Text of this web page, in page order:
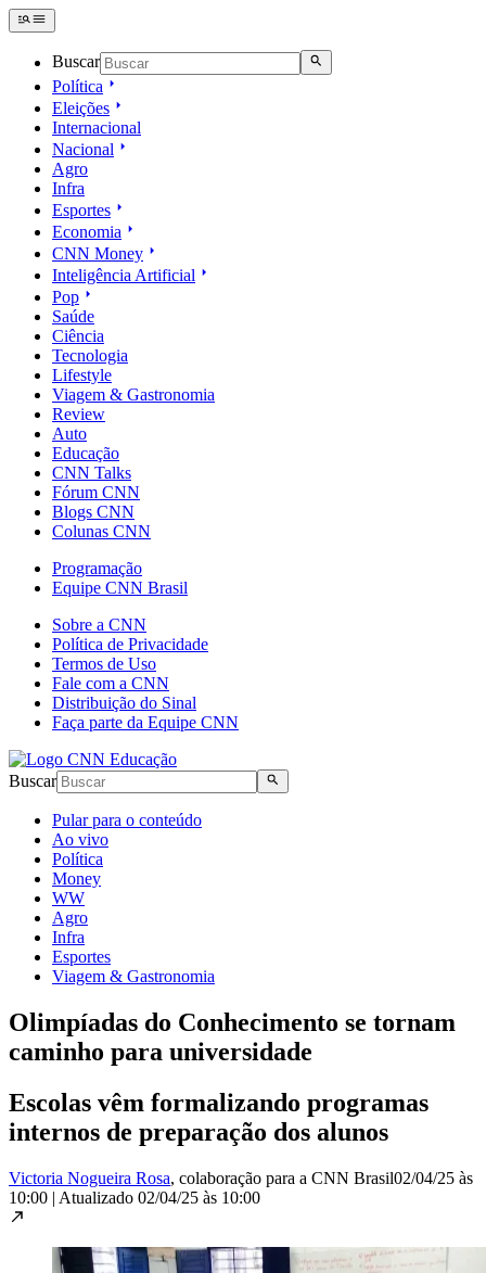
Buscar
Política
Eleições
Internacional
Nacional
Agro
Infra
Esportes
Economia
CNN Money
Inteligência Artificial
Pop
Saúde
Ciência
Tecnologia
Lifestyle
Viagem & Gastronomia
Review
Auto
Educação
CNN Talks
Fórum CNN
Blogs CNN
Colunas CNN
Programação
Equipe CNN Brasil
Sobre a CNN
Política de Privacidade
Termos de Uso
Fale com a CNN
Distribuição do Sinal
Faça parte da Equipe CNN
Buscar
Pular para o conteúdo
Ao vivo
Política
Money
WW
Agro
Infra
Esportes
Viagem & Gastronomia
Olimpíadas do Conhecimento se tornam
caminho para universidade
Escolas vêm formalizando programas
internos de preparação dos alunos
Victoria Nogueira Rosa, colaboração para a CNN Brasil02/04/25 às
10:00 | Atualizado 02/04/25 às 10:00